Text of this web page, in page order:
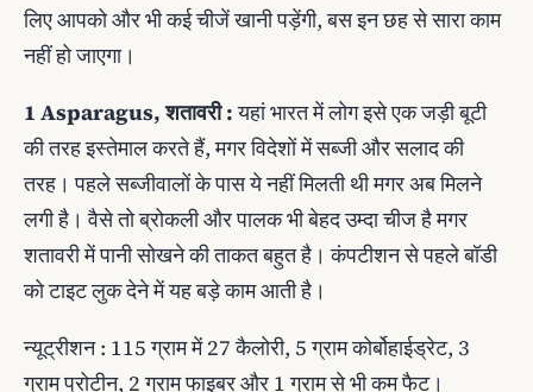
लिए आपको और भी कई चीजें खानी पड़ेंगी, बस इन छह से सारा काम
नहीं हो जाएगा।
1 Asparagus, शतावरी :यहां भारत में लोग इसे एक जड़ी बूटी
की तरह इस्‍तेमाल करते हैं, मगर विदेशों में सब्‍जी और सलाद की
तरह। पहले सब्‍जीवालों के पास ये नहीं मिलती थी मगर अब मिलने
लगी है। वैसे तो ब्रोकली और पालक भी बेहद उम्‍दा चीज है मगर
शतावरी में पानी सोखने की ताकत बहुत है। कंपटीशन से पहले बॉडी
को टाइट लुक देने में यह बड़े काम आती है।
न्‍यूट्रीशन : 115 ग्राम में 27 कैलोरी, 5 ग्राम कोर्बोहाईड्रेट, 3
ग्राम प्रोटीन, 2 ग्राम फाइबर और 1 ग्राम से भी कम फैट।